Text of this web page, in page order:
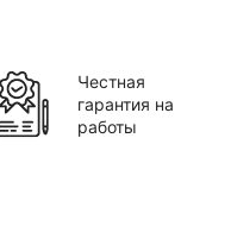
Честная
гарантия на
работы